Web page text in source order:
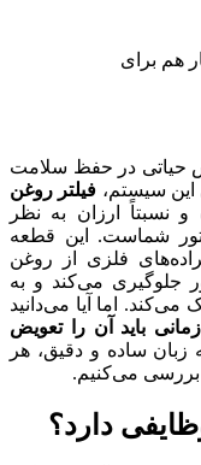
حیاتی در حفظ سلامت
این سیستم، فیلتر روغن
نسبتاً ارزان به نظر
شماست. این قطعه
فلزی از روغن
جلوگیری می‌کند و به
اما آیا می‌دانید
باید آن را تعویض
زبان ساده و دقیق، هر
بررسی می‌کنیم.